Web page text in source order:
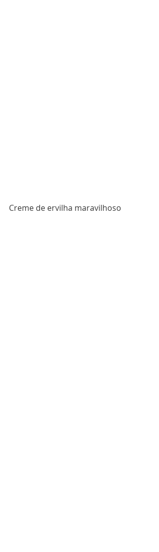
Creme de ervilha maravilhoso